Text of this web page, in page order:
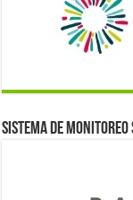
Sistema de monitoreo